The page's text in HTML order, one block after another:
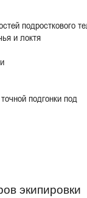
подросткового
и локтя
подгонки под
экипировки